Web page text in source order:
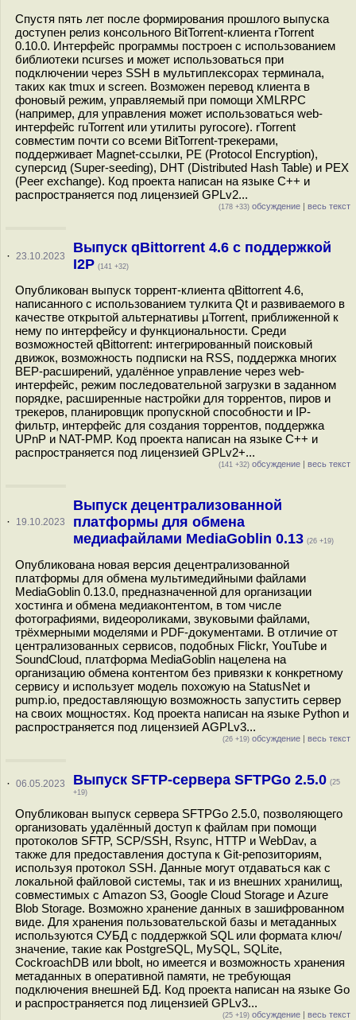
Спустя пять лет после формирования прошлого выпуска
доступен релиз консольного BitTorrent-клиента rTorrent
0.10.0. Интерфейс программы построен с использованием
библиотеки ncurses и может использоваться при
подключении через SSH в мультиплексорах терминала,
таких как tmux и screen. Возможен перевод клиента в
фоновый режим, управляемый при помощи XMLRPC
(например, для управления может использоваться web-
интерфейс ruTorrent или утилиты pyrocore). rTorrent
совместим почти со всеми BitTorrent-трекерами,
поддерживает Magnet-ссылки, PE (Protocol Encryption),
суперсид (Super-seeding), DHT (Distributed Hash Table) и PEX
(Peer exchange). Код проекта написан на языке C++ и
распространяется под лицензией GPLv2...
(178 +33) обсуждение | весь текст
· 23.10.2023
Выпуск qBittorrent 4.6 с поддержкой
I2P (141 +32)
Опубликован выпуск торрент-клиента qBittorrent 4.6,
написанного с использованием тулкита Qt и развиваемого в
качестве открытой альтернативы µTorrent, приближенной к
нему по интерфейсу и функциональности. Среди
возможностей qBittorrent: интегрированный поисковый
движок, возможность подписки на RSS, поддержка многих
BEP-расширений, удалённое управление через web-
интерфейс, режим последовательной загрузки в заданном
порядке, расширенные настройки для торрентов, пиров и
трекеров, планировщик пропускной способности и IP-
фильтр, интерфейс для создания торрентов, поддержка
UPnP и NAT-PMP. Код проекта написан на языке С++ и
распространяется под лицензией GPLv2+...
(141 +32) обсуждение | весь текст
· 19.10.2023
Выпуск децентрализованной
платформы для обмена
медиафайлами MediaGoblin 0.13 (26 +19)
Опубликована новая версия децентрализованной
платформы для обмена мультимедийными файлами
MediaGoblin 0.13.0, предназначенной для организации
хостинга и обмена медиаконтентом, в том числе
фотографиями, видеороликами, звуковыми файлами,
трёхмерными моделями и PDF-документами. В отличие от
централизованных сервисов, подобных Flickr, YouTube и
SoundCloud, платформа MediaGoblin нацелена на
организацию обмена контентом без привязки к конкретному
сервису и использует модель похожую на StatusNet и
pump.io, предоставляющую возможность запустить сервер
на своих мощностях. Код проекта написан на языке Python и
распространяется под лицензией AGPLv3...
(26 +19) обсуждение | весь текст
· 06.05.2023 Выпуск SFTP-сервера SFTPGo 2.5.0 (25
+19)
Опубликован выпуск сервера SFTPGo 2.5.0, позволяющего
организовать удалённый доступ к файлам при помощи
протоколов SFTP, SCP/SSH, Rsync, HTTP и WebDav, а
также для предоставления доступа к Git-репозиториям,
используя протокол SSH. Данные могут отдаваться как с
локальной файловой системы, так и из внешних хранилищ,
совместимых с Amazon S3, Google Cloud Storage и Azure
Blob Storage. Возможно хранение данных в зашифрованном
виде. Для хранения пользовательской базы и метаданных
используются СУБД с поддержкой SQL или формата ключ/
значение, такие как PostgreSQL, MySQL, SQLite,
CockroachDB или bbolt, но имеется и возможность хранения
метаданных в оперативной памяти, не требующая
подключения внешней БД. Код проекта написан на языке Go
и распространяется под лицензией GPLv3...
(25 +19) обсуждение | весь текст